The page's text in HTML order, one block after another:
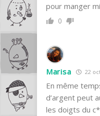
pour manger
0
Marisa 22
En même
d’argent peut
les doigts du